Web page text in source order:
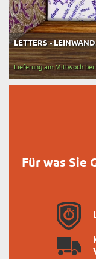
LETTERS -
Lieferung am Mittwoch bei
Für was Sie